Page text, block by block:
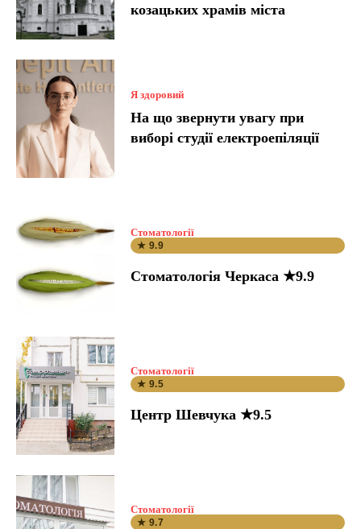
козацьких храмів міста
Я здоровий
На що звернути увагу при
виборі студії електроепіляції
Стоматології
★ 9.9
Стоматологія Черкаса ★9.9
Стоматології
★ 9.5
Центр Шевчука ★9.5
Стоматології
★ 9.7